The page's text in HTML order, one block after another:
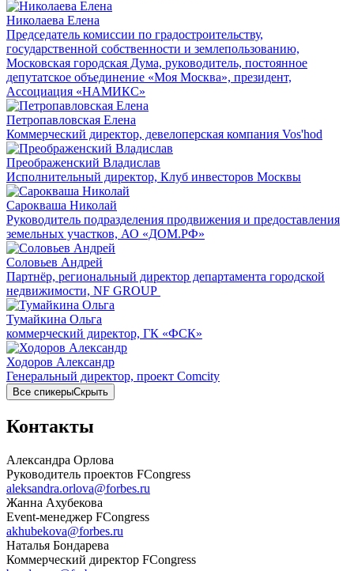
Николаева Елена
Председатель комиссии по градостроительству,
государственной собственности и землепользованию,
Московская городская Дума, руководитель, постоянное
депутатское объединение «Моя Москва», президент,
Ассоциация «НАМИКС»
Петропавловская Елена
Коммерческий директор, девелоперская компания Vos'hod
Преображенский Владислав
Исполнительный директор, Клуб инвесторов Москвы
Сарокваша Николай
Руководитель подразделения продвижения и предоставления
земельных участков, АО «ДОМ.РФ»
Соловьев Андрей
Партнёр, региональный директор департамента городской
недвижимости, NF GROUP
Тумайкина Ольга
коммерческий директор, ГК «ФСК»
Ходоров Александр
Генеральный директор, проект Comcity
Все спикерыСкрыть
Контакты
Александра Орлова
Руководитель проектов FCongress
aleksandra.orlova@forbes.ru
Жанна Ахубекова
Event-менеджер FCongress
akhubekova@forbes.ru
Наталья Бондарева
Коммерческий директор FCongress